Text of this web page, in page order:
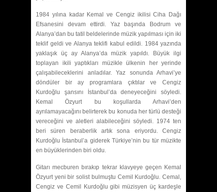
1984 yılına kadar Kemal ve Cengiz ikilisi Ciha Dağı
Efsanesini devam ettirdi. Yaz başında Bodrum ve
Alanya’dan bu tatil beldelerinde müzik yapılması için iki
teklif geldi ve Alanya teklifi kabul edildi. 1984 yazında
yaklaşık üç ay Alanya’da müzik yapıldı. Büyük ilgi
toplayan ikili yaptıkları müzikle ülkenin her yerinde
çalışabileceklerini anladılar. Yaz sonunda Arhavi’ye
döndüler bir ay programlara çıktılar ve Cengiz
Kurdoğlu şansını İstanbul’da deneyeceğini söyledi.
Kemal Özyurt bu koşullarda Arhavi’den
ayrılamayacağını belirterek bu konuda her türlü desteği
vereceğini ve aletleri alabileceğini söyledi. 1974 ten
beri süren beraberlik artık sona eriyordu. Cengiz
Kurdoğlu İstanbul’a giderek Türkiye’nin bu tür müzikte
en büyüklerinden biri oldu.
Gitarı mecburen bırakıp tekrar klavyeye geçen Kemal
Özyurt yeni bir solist bulmuştu Cemil Kurdoğlu. Cemal,
Cengiz ve Cemil Kurdoğlu gibi müzisyen üç kardeşle